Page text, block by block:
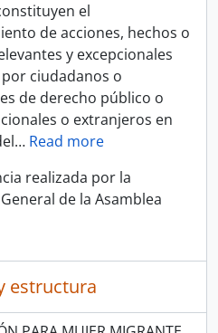
el
de acciones, hechos o
y excepcionales
ciudadanos o
de derecho público o
o extranjeros en
… Read more
realizada por la
de la Asamblea
estructura